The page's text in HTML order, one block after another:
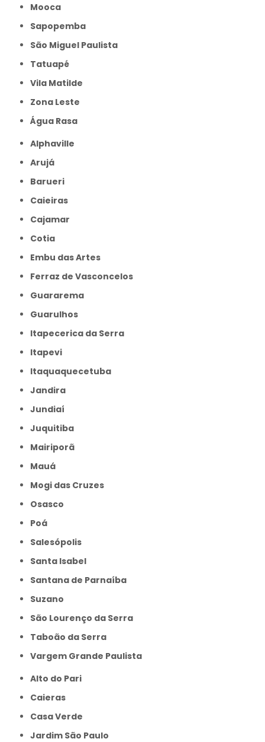
Mooca
Sapopemba
São Miguel Paulista
Tatuapé
Vila Matilde
Zona Leste
Água Rasa
Alphaville
Arujá
Barueri
Caieiras
Cajamar
Cotia
Embu das Artes
Ferraz de Vasconcelos
Guararema
Guarulhos
Itapecerica da Serra
Itapevi
Itaquaquecetuba
Jandira
Jundiaí
Juquitiba
Mairiporã
Mauá
Mogi das Cruzes
Osasco
Poá
Salesópolis
Santa Isabel
Santana de Parnaíba
Suzano
São Lourenço da Serra
Taboão da Serra
Vargem Grande Paulista
Alto do Pari
Caieras
Casa Verde
Jardim São Paulo